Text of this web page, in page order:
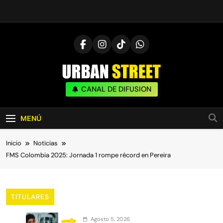
UrbanStreet
| Noticias De Freestyle, Batallas Y Cultura
Urbana
CANAL DE DIFUSION
MENÚ
Inicio
Noticias
FMS Colombia 2025: Jornada 1 rompe récord en Pereira
TITULARES
Agosto 5, 2026